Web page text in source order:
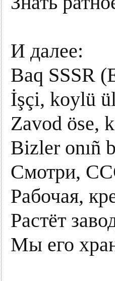
И далее:
Baq SSSR
İşçi, koylü
Zavod öse,
Bizler onıñ
Смотри,
Рабочая,
Растёт
Мы его